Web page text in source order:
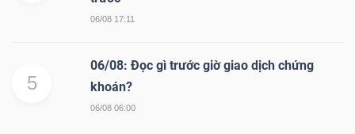
06/08 17:11
5
06/08: Đọc gì trước giờ giao dịch chứng
khoán?
06/08 06:00